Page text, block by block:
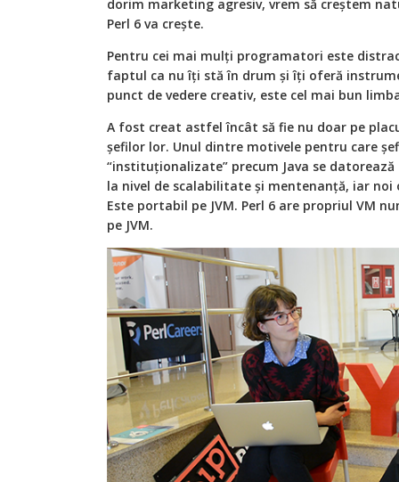
dorim marketing agresiv, vrem să creștem
Perl 6 va crește.
Pentru cei mai mulți programatori este
faptul ca nu îți stă în drum și îți oferă
punct de vedere creativ, este cel mai bun
A fost creat astfel încât să fie nu doar pe
șefilor lor. Unul dintre motivele pentru care
“instituționalizate” precum Java se
la nivel de scalabilitate și mentenanță, iar noi
Este portabil pe JVM. Perl 6 are propriul VM
pe JVM.